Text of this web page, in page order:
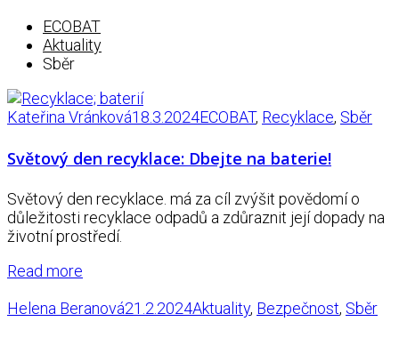
ECOBAT
Aktuality
Sběr
Kateřina Vránková18.3.2024ECOBAT, Recyklace, Sběr
Světový den recyklace: Dbejte na baterie!
Světový den recyklace. má za cíl zvýšit povědomí o
důležitosti recyklace odpadů a zdůraznit její dopady na
životní prostředí.
Read more
Helena Beranová21.2.2024Aktuality, Bezpečnost, Sběr